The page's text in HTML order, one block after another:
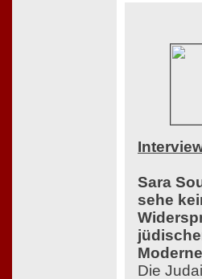
Sara
sehe
Die